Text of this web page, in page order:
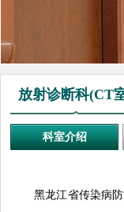
放射诊断科(CT
科室介绍
黑龙江省传染病防